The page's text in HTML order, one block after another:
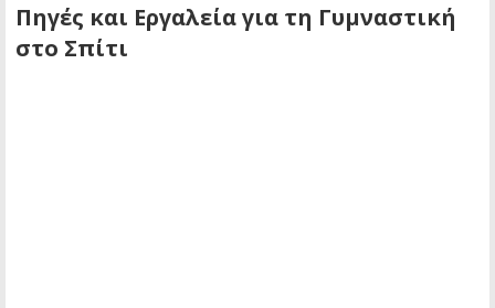
Πηγές και Εργαλεία για τη Γυμναστική
στο Σπίτι